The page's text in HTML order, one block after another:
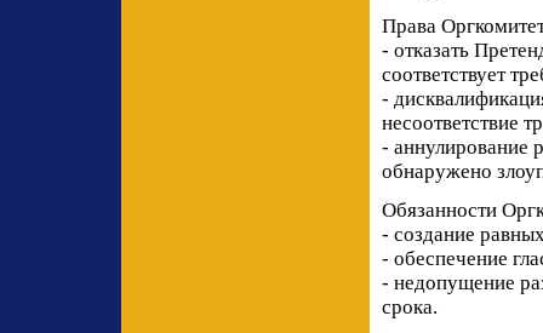
Права
- отказать
соответствует
-
несоответствие
- аннулирование
обнаружено
Обязанности
- создание
- обеспечение
- недопущение
срока.